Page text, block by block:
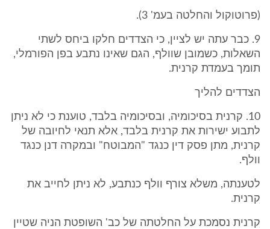
(פרוטוקול והחלטה בעמ' 3).
9. כבר עתה יש לציין, כי הצדדים חלקו ביחס לשתי
השאלות, כשמובן שוולף, הגם שאינו נתבע בפן הפורמלי,
תומך בעמדת קרנית.
הצדדים להליך
10. קרנית בסיכומיה, ובסיכומיה בלבד, טוענת כי לא ניתן
לתבוע ישירות את קרנית בלבד, אלא תנאי לחיובה של
קרנית, מתן פסק דין כנגד "המבוטח" ובמקרה דנן כנגד
וולף.
לטענתה, משלא צורף וולף כנתבע, לא ניתן לחייב את
קרנית.
קרנית נסמכת על החלטתה של כב' השופטת הניה שטיין